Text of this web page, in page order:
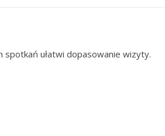
ułatwi dopasowanie wizyty.